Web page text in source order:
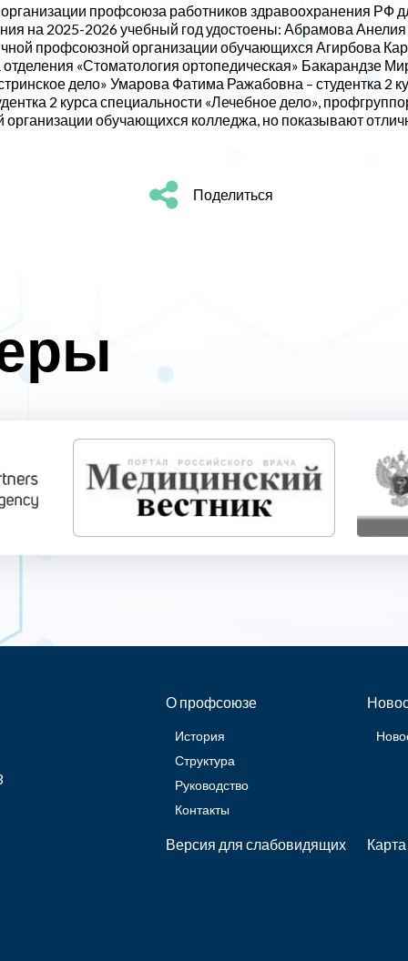
профсоюза работников здравоохранения РФ
на 2025-2026 учебный год удостоены: Абрамова Анелия
профсоюзной организации обучающихся Агирбова
«Стоматология ортопедическая» Бакарандзе
дело» Умарова Фатима Ражабовна – студентка 2
2 курса специальности «Лечебное дело»,
обучающихся колледжа, но показывают
Поделиться
О профсоюзе
История
Структура
Руководство
Контакты
Версия для слабовидящих